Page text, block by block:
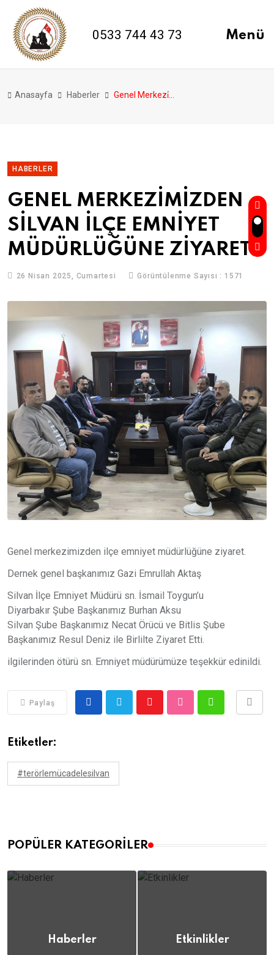
0533 744 43 73 Menü
Anasayfa Haberler
HABERLER
GENEL MERKEZİMİZDEN
SİLVAN İLÇE EMNİYET
MÜDÜRLÜĞÜNE ZİYARET
26 Nisan 2025, Cumartesi Görüntülenme Sayısı : 1571
Genel merkezimizden ilçe emniyet müdürlüğüne ziyaret.
Dernek genel başkanımız Gazi Emrullah Aktaş
Silvan İlçe Emniyet Müdürü sn. İsmail Toygun’u
Diyarbakır Şube Başkanımız Burhan Aksu
Silvan Şube Başkanımız Necat Örücü ve Bitlis Şube
Başkanımız Resul Deniz ile Birlilte Ziyaret Etti.
ilgilerinden ötürü sn. Emniyet müdürümüze teşekkür edinildi.
Paylaş
Etiketler:
#terörlemücadelesilvan
POPÜLER KATEGORILER
Haberler Etkinlikler